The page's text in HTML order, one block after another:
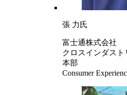
張 力氏
富士通株式会社
クロスインダス
本部
Consumer